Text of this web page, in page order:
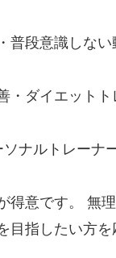
普段意識しな
・ダイエット
ナルトレーナ
意です。 無
目指したい方を